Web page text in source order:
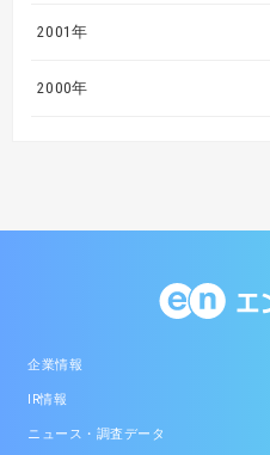
2001年
2000年
企業情報
IR情報
ニュース・調査データ